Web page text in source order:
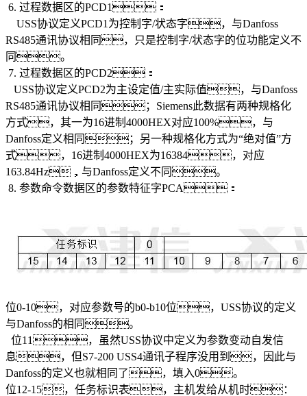
6. 过程数据区的PCD1：
USS协议定义PCD1为控制字/状态字，与Danfoss
RS485通讯协议相同，只是控制字/状态字的位功能定义不
同。
7. 过程数据区的PCD2：
USS协议定义PCD2为主设定值/主实际值，与Danfoss
RS485通讯协议相同；Siemens此数据有两种规格化
方式，其一为16进制4000HEX对应100%，与
Danfoss定义相同；另一种规格化方式为“绝对值”方
式，16进制4000HEX为16384，对应
163.84Hz，与Danfoss定义不同。
8. 参数命令数据区的参数特征字PCA：
位0-10，对应参数号的b0-b10位，USS协议的定义
与Danfoss的相同。
位11，虽然USS协议中定义为参数变动自发信
息，但S7-200 USS4通讯子程序没用到，因此与
Danfoss的定义也就相同了，填入0。
位12-15，任务标识表，主机发给从机时：